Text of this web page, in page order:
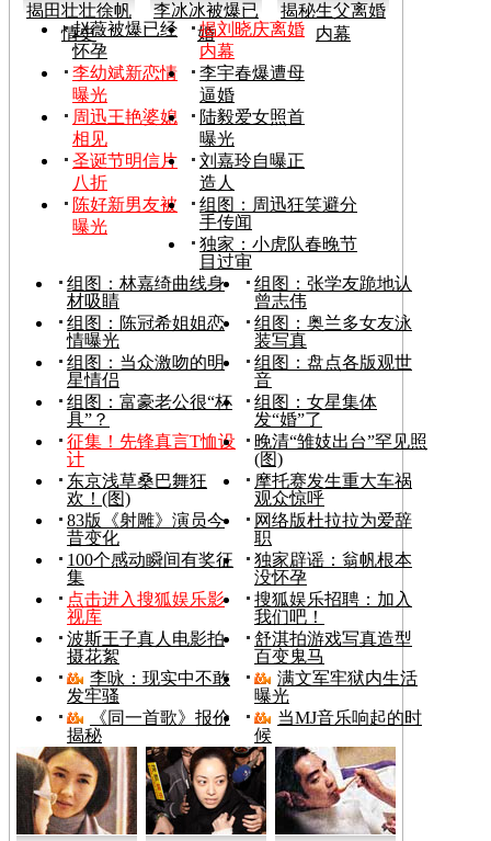
揭田壮壮徐帆
情史
李冰冰被爆已
婚
揭秘生父离婚
内幕
赵薇被爆已经
怀孕
揭刘晓庆离婚
内幕
李幼斌新恋情
曝光
李宇春爆遭母
逼婚
周迅王艳婆媳
相见
陆毅爱女照首
曝光
圣诞节明信片
八折
刘嘉玲自曝正
造人
陈好新男友被
曝光
组图：周迅狂笑避分
手传闻
独家：小虎队春晚节
目过审
组图：林嘉绮曲线身
材吸睛
组图：张学友跪地认
曾志伟
组图：陈冠希姐姐恋
情曝光
组图：奥兰多女友泳
装写真
组图：当众激吻的明
星情侣
组图：盘点各版观世
音
组图：富豪老公很“杯
具”？
组图：女星集体
发“婚”了
征集！先锋真言T恤设
计
晚清“雏妓出台”罕见照
(图)
东京浅草桑巴舞狂
欢！(图)
摩托赛发生重大车祸
观众惊呼
83版《射雕》演员今
昔变化
网络版杜拉拉为爱辞
职
100个感动瞬间有奖征
集
独家辟谣：翁帆根本
没怀孕
点击进入搜狐娱乐影
视库
搜狐娱乐招聘：加入
我们吧！
波斯王子真人电影拍
摄花絮
舒淇拍游戏写真造型
百变鬼马
李咏：现实中不敢
发牢骚
满文军牢狱内生活
曝光
《同一首歌》报价
揭秘
当MJ音乐响起的时
候